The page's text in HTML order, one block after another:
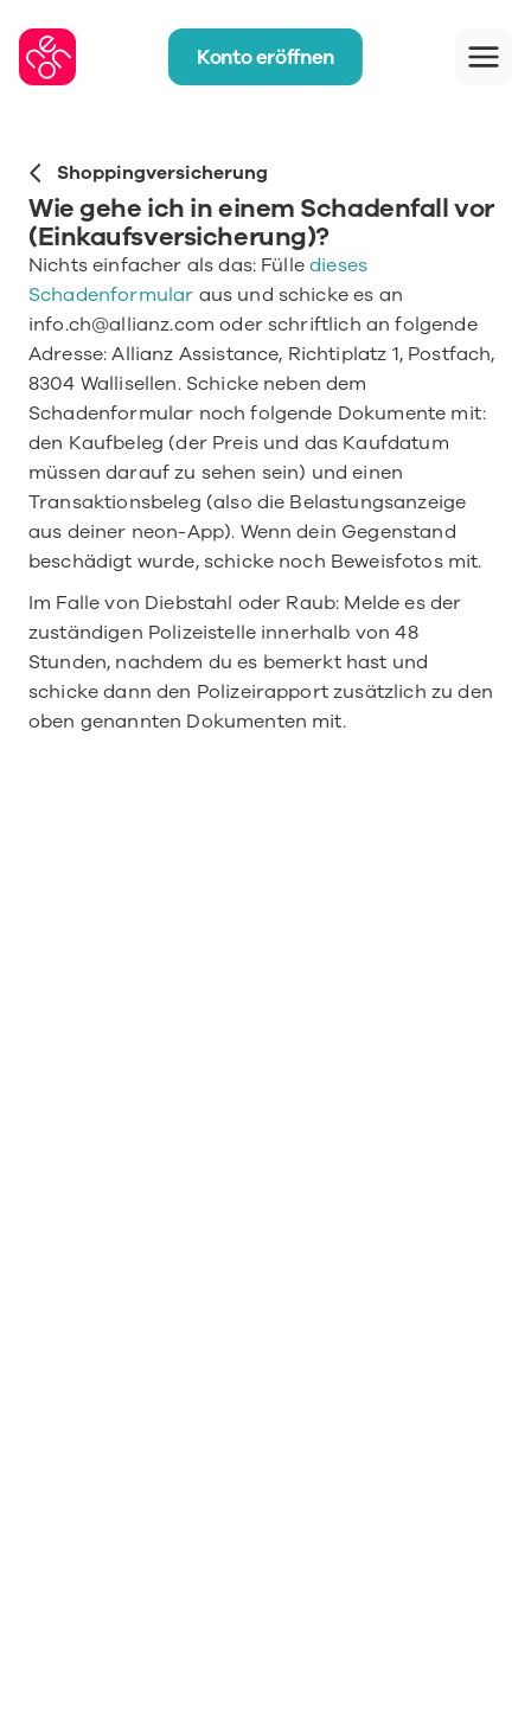
Shoppingversicherung
Wie gehe ich in einem Schadenfall vor
(Einkaufsversicherung)?
Nichts einfacher als das: Fülle dieses
Schadenformular aus und schicke es an
info.ch@allianz.com oder schriftlich an folgende
Adresse: Allianz Assistance, Richtiplatz 1, Postfach,
8304 Wallisellen. Schicke neben dem
Schadenformular noch folgende Dokumente mit:
den Kaufbeleg (der Preis und das Kaufdatum
müssen darauf zu sehen sein) und einen
Transaktionsbeleg (also die Belastungsanzeige
aus deiner neon-App). Wenn dein Gegenstand
beschädigt wurde, schicke noch Beweisfotos mit.
Im Falle von Diebstahl oder Raub: Melde es der
zuständigen Polizeistelle innerhalb von 48
Stunden, nachdem du es bemerkt hast und
schicke dann den Polizeirapport zusätzlich zu den
oben genannten Dokumenten mit.
Konto eröffnen